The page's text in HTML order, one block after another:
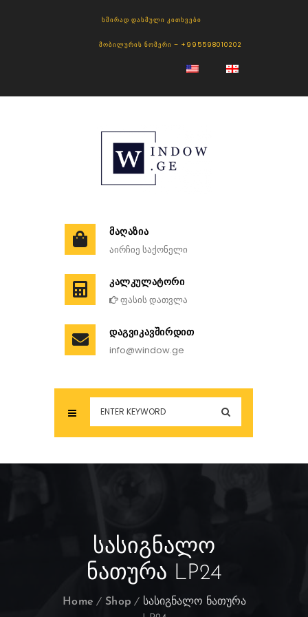
ᲮᲨᲘᲠᲐᲓ ᲓᲐᲡᲛᲣᲚᲘ ᲙᲘᲗᲮᲕᲔᲑᲘ
ᲛᲝᲑᲘᲚᲣᲠᲘᲡ ᲜᲝᲛᲔᲠᲘ – +995598010202
ᲛᲐᲦᲐᲖᲘᲐ
აირჩიე საქონელი
ᲙᲐᲚᲙᲣᲚᲐᲢᲝᲠᲘ
ფასის დათვლა
ᲓᲐᲒᲕᲘᲙᲐᲕᲨᲘᲠᲓᲘᲗ
info@window.ge
ᲡᲐᲡᲘᲒᲜᲐᲚᲝ
ᲜᲐᲗᲣᲠᲐ LP24
Home Shop
სასიგნალო ნათურა